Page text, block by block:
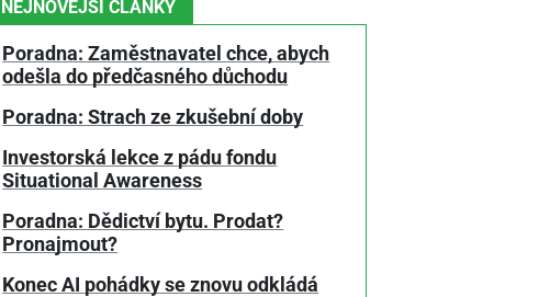
NEJNOVĚJŠÍ ČLÁNKY
Poradna: Zaměstnavatel chce, abych
odešla do předčasného důchodu
Poradna: Strach ze zkušební doby
Investorská lekce z pádu fondu
Situational Awareness
Poradna: Dědictví bytu. Prodat?
Pronajmout?
Konec AI pohádky se znovu odkládá